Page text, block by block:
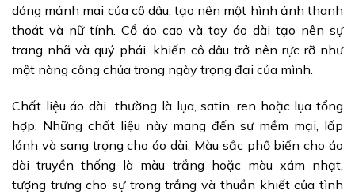
dáng mảnh mai của cô dâu, tạo nên một hình ảnh thanh
thoát và nữ tính. Cổ áo cao và tay áo dài tạo nên sự
trang nhã và quý phái, khiến cô dâu trở nên rực rỡ như
một nàng công chúa trong ngày trọng đại của mình.
Chất liệu áo dài thường là lụa, satin, ren hoặc lụa tổng
hợp. Những chất liệu này mang đến sự mềm mại, lấp
lánh và sang trọng cho áo dài. Màu sắc phổ biến cho áo
dài truyền thống là màu trắng hoặc màu xám nhạt,
tượng trưng cho sự trong trắng và thuần khiết của tình